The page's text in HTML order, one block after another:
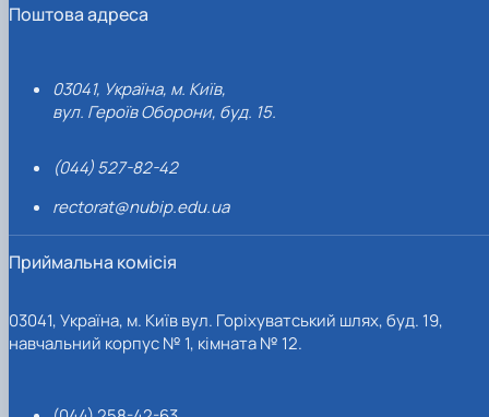
Поштова адреса
03041, Україна, м. Київ,
вул. Героїв Оборони, буд. 15.
(044) 527-82-42
rectorat@nubip.edu.ua
Приймальна комісія
03041, Україна, м. Київ вул. Горіхуватський шлях, буд. 19,
навчальний корпус № 1, кімната № 12.